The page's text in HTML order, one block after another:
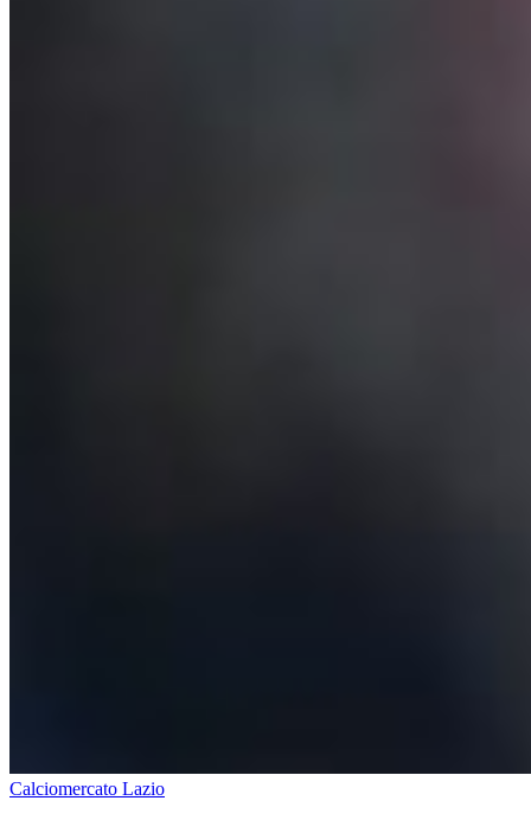
Calciomercato Lazio